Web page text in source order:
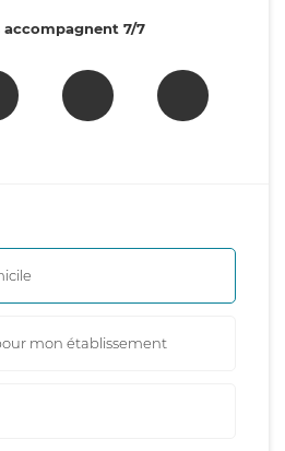
accompagnent 7/7
mon établissement